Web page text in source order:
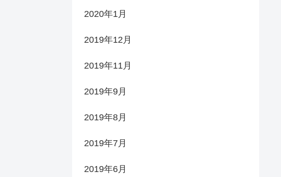
2020年1月
2019年12月
2019年11月
2019年9月
2019年8月
2019年7月
2019年6月